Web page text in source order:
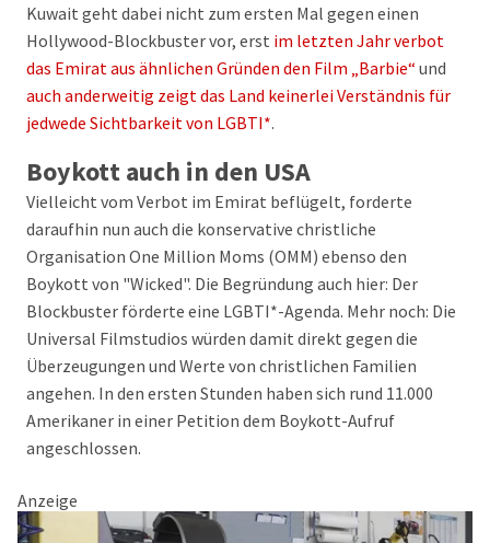
Kuwait geht dabei nicht zum ersten Mal gegen einen
Hollywood-Blockbuster vor, erst im letzten Jahr verbot
das Emirat aus ähnlichen Gründen den Film „Barbie“ und
auch anderweitig zeigt das Land keinerlei Verständnis für
jedwede Sichtbarkeit von LGBTI*.
Boykott auch in den USA
Vielleicht vom Verbot im Emirat beflügelt, forderte
daraufhin nun auch die konservative christliche
Organisation One Million Moms (OMM) ebenso den
Boykott von "Wicked". Die Begründung auch hier: Der
Blockbuster förderte eine LGBTI*-Agenda. Mehr noch: Die
Universal Filmstudios würden damit direkt gegen die
Überzeugungen und Werte von christlichen Familien
angehen. In den ersten Stunden haben sich rund 11.000
Amerikaner in einer Petition dem Boykott-Aufruf
angeschlossen.
Anzeige